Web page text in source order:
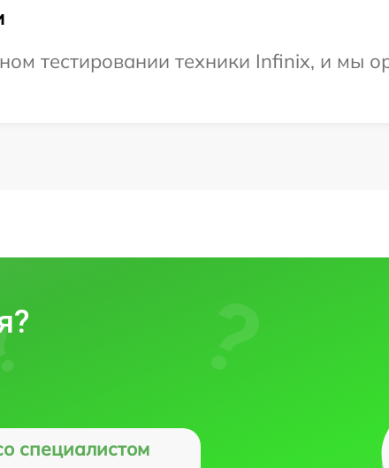
тестировании техники Infinix, и мы
специалистом